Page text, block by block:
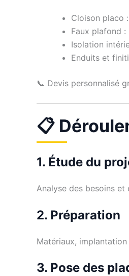
Cloison placo :
Faux plafond :
Isolation
Enduits et
📞 Devis personnalisé
📋
1. Étude du
Analyse des besoins
2. Préparation
Matériaux,
3. Pose des